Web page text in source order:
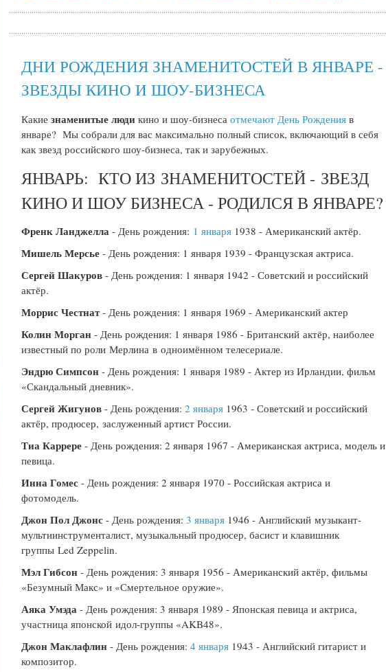
ДНИ РОЖДЕНИЯ ЗНАМЕНИТОСТЕЙ В ЯНВАРЕ -
ЗВЕЗДЫ КИНО И ШОУ-БИЗНЕСА
Какиезнаменитые люди кино и шоу-бизнесаотмечают День Рождения в
январе? Мы собрали для вас максимально полный список, включающий в себя
как звезд российского шоу-бизнеса, так и зарубежных.
ЯНВАРЬ: КТО ИЗ ЗНАМЕНИТОСТЕЙ - ЗВЕЗД
КИНО И ШОУ БИЗНЕСА - РОДИЛСЯ В ЯНВАРЕ?
Френк Ланджелла - День рождения: 1 января 1938 - Американский актёр.
Мишель Мерсье - День рождения: 1 января 1939 - Французская актриса.
Сергей Шакуров - День рождения: 1 января 1942 - Советский и российский
актёр.
Моррис Честнат- День рождения: 1 января 1969 - Американский актер
Колин Морган - День рождения: 1 января 1986 - Британский актёр, наиболее
известный по роли Мерлина в одноимённом телесериале.
Эндрю Симпсон - День рождения: 1 января 1989 - Актер из Ирландии, фильм
«Скандальный дневник».
Сергей Жигунов - День рождения:2 января 1963 - Советский и российский
актёр, продюсер, заслуженный артист России.
Тиа Каррере - День рождения: 2 января 1967 - Американская актриса, модель и
певица.
Инна Гомес - День рождения: 2 января 1970 - Российская актриса и
фотомодель.
Джон Пол Джонс - День рождения:3 января 1946 - Английский музыкант-
мультиинструменталист, музыкальный продюсер, басист и клавишник
группы Led Zeppelin.
Мэл Гибсон - День рождения: 3 января 1956 - Американский актёр, фильмы
«Безумный Макс» и «Смертельное оружие».
Аяка Умэда - День рождения: 3 января 1989 - Японская певица и актриса,
участница японской идол-группы «AKB48».
Джон Маклафлин - День рождения:4 января 1943 - Английский гитарист и
композитор.